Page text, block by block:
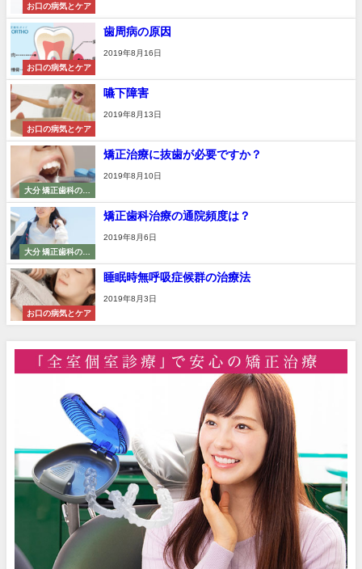
お口の病気とケア
お口の病気とケア
歯周病の原因
2019年8月16日
お口の病気とケア
嚥下障害
2019年8月13日
大分 矯正歯科の知
識
矯正治療に抜歯が必要ですか？
2019年8月10日
大分 矯正歯科の知
識
矯正歯科治療の通院頻度は？
2019年8月6日
お口の病気とケア
睡眠時無呼吸症候群の治療法
2019年8月3日